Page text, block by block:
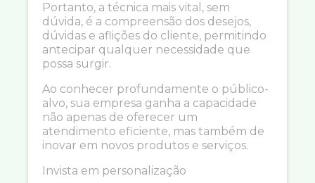
Portanto, a técnica mais vital, sem
dúvida, é a compreensão dos desejos,
dúvidas e aflições do cliente, permitindo
antecipar qualquer necessidade que
possa surgir.
Ao conhecer profundamente o público-
alvo, sua empresa ganha a capacidade
não apenas de oferecer um
atendimento eficiente, mas também de
inovar em novos produtos e serviços.
Invista em personalização